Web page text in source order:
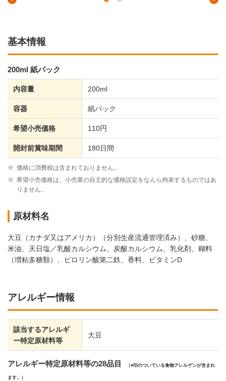
基本情報
200ml 紙パック
内容量 200ml
容器 紙パック
希望小売価格 110円
開封前賞味期間 180日間
※ 価格に消費税は含まれておりません。
※ 希望小売価格は、小売業の自主的な価格設定をなんら拘束するものではあ
りません。
原材料名
大豆（カナダ又はアメリカ）（分別生産流通管理済み）、砂糖、
米油、天日塩／乳酸カルシウム、炭酸カルシウム、乳化剤、糊料
（増粘多糖類）、ピロリン酸第二鉄、香料、ビタミンD
アレルギー情報
該当するアレルギ
ー特定原材料等
大豆
アレルギー特定原材料等の28品目 （ 印のついている食物アレルゲンが含まれ
ます。）